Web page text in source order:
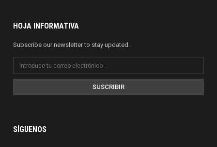
HOJA INFORMATIVA
Subscribe our newsletter to stay updated.
SUSCRIBIR
SÍGUENOS